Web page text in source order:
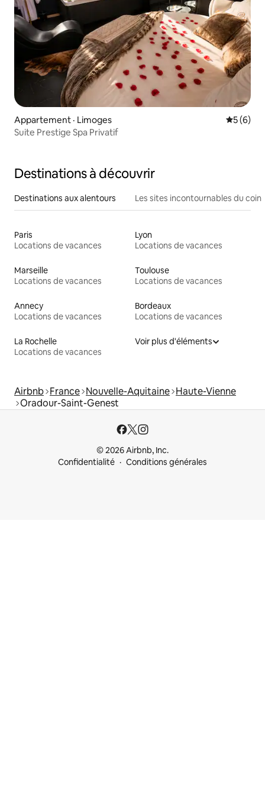
Appartement · Limoges Note
5 (6)
Suite Prestige Spa Privatif
Destinations à découvrir
Destinations aux alentours Les sites incontournables du coin
Paris
Locations de vacances
Lyon
Locations de vacances
Marseille
Locations de vacances
Toulouse
Locations de vacances
Annecy
Locations de vacances
Bordeaux
Locations de vacances
La Rochelle
Locations de vacances
Voir plus d'éléments
Airbnb France Nouvelle-Aquitaine Haute-Vienne
Oradour-Saint-Genest
© 2026 Airbnb, Inc.
Confidentialité
Conditions générales